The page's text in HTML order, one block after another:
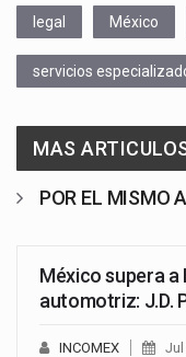
legal México
servicios
MAS
POR EL MISMO
México supera a
automotriz: J.D.
INCOMEX Jul